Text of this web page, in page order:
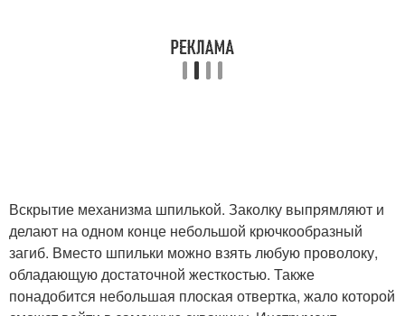
Вскрытие механизма шпилькой. Заколку выпрямляют и
делают на одном конце небольшой крючкообразный
загиб. Вместо шпильки можно взять любую проволоку,
обладающую достаточной жесткостью. Также
понадобится небольшая плоская отвертка, жало которой